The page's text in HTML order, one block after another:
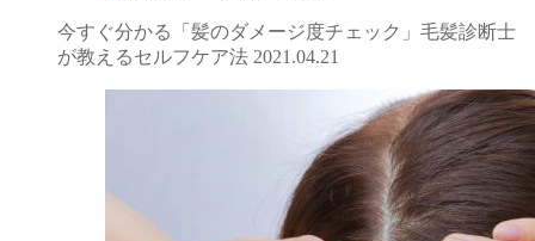
今すぐ分かる「髪のダメージ度チェック」毛髪診断士
が教えるセルフケア法 2021.04.21